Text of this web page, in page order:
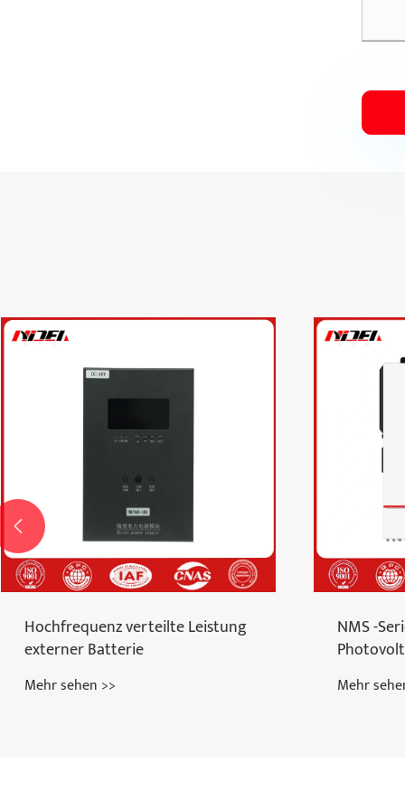
Hochfrequenz verteilte Leistung
externer Batterie
Mehr sehen >>
NMS -
Mehr
